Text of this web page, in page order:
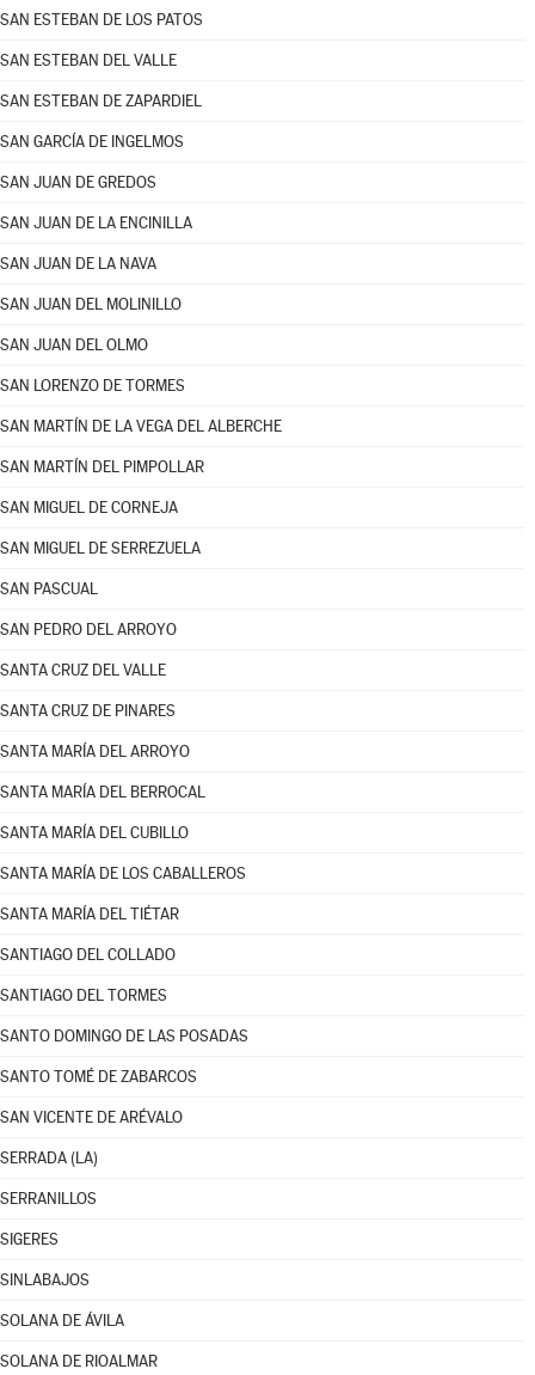
SAN ESTEBAN DE LOS PATOS
SAN ESTEBAN DEL VALLE
SAN ESTEBAN DE ZAPARDIEL
SAN GARCÍA DE INGELMOS
SAN JUAN DE GREDOS
SAN JUAN DE LA ENCINILLA
SAN JUAN DE LA NAVA
SAN JUAN DEL MOLINILLO
SAN JUAN DEL OLMO
SAN LORENZO DE TORMES
SAN MARTÍN DE LA VEGA DEL ALBERCHE
SAN MARTÍN DEL PIMPOLLAR
SAN MIGUEL DE CORNEJA
SAN MIGUEL DE SERREZUELA
SAN PASCUAL
SAN PEDRO DEL ARROYO
SANTA CRUZ DEL VALLE
SANTA CRUZ DE PINARES
SANTA MARÍA DEL ARROYO
SANTA MARÍA DEL BERROCAL
SANTA MARÍA DEL CUBILLO
SANTA MARÍA DE LOS CABALLEROS
SANTA MARÍA DEL TIÉTAR
SANTIAGO DEL COLLADO
SANTIAGO DEL TORMES
SANTO DOMINGO DE LAS POSADAS
SANTO TOMÉ DE ZABARCOS
SAN VICENTE DE ARÉVALO
SERRADA (LA)
SERRANILLOS
SIGERES
SINLABAJOS
SOLANA DE ÁVILA
SOLANA DE RIOALMAR